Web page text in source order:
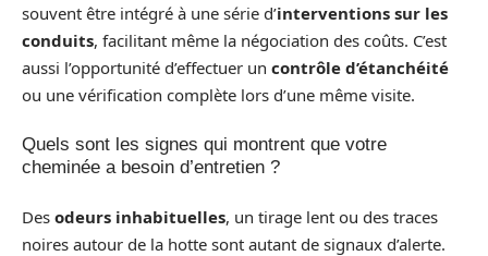
souvent être intégré à une série d’interventions sur les
conduits, facilitant même la négociation des coûts. C’est
aussi l’opportunité d’effectuer un contrôle d’étanchéité
ou une vérification complète lors d’une même visite.
Quels sont les signes qui montrent que votre
cheminée a besoin d’entretien ?
Des odeurs inhabituelles, un tirage lent ou des traces
noires autour de la hotte sont autant de signaux d’alerte.